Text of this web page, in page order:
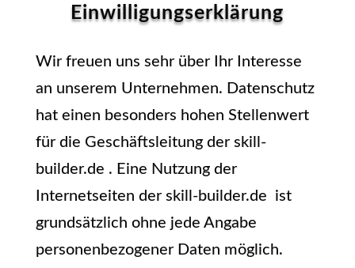
Einwilligungserklärung
Wir freuen uns sehr über Ihr Interesse
an unserem Unternehmen. Datenschutz
hat einen besonders hohen Stellenwert
für die Geschäftsleitung der skill-
builder.de . Eine Nutzung der
Internetseiten der skill-builder.de ist
grundsätzlich ohne jede Angabe
personenbezogener Daten möglich.